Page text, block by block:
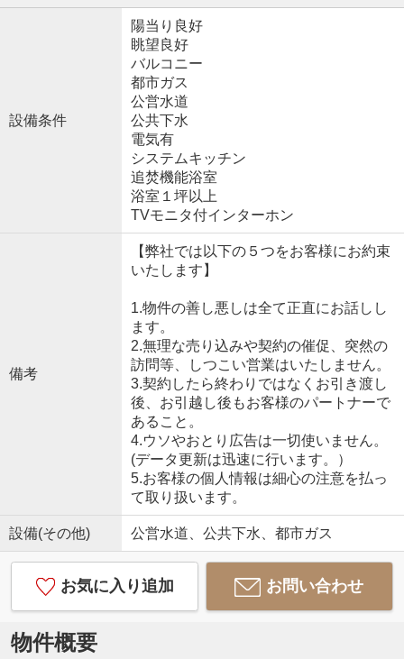
設備条件
陽当り良好
眺望良好
バルコニー
都市ガス
公営水道
公共下水
電気有
システムキッチン
追焚機能浴室
浴室１坪以上
TVモニタ付インターホン
備考
【弊社では以下の５つをお客様にお約束
いたします】
1.物件の善し悪しは全て正直にお話しし
ます。
2.無理な売り込みや契約の催促、突然の
訪問等、しつこい営業はいたしません。
3.契約したら終わりではなくお引き渡し
後、お引越し後もお客様のパートナーで
あること。
4.ウソやおとり広告は一切使いません。
(データ更新は迅速に行います。）
5.お客様の個人情報は細心の注意を払っ
て取り扱います。
設備(その他) 公営水道、公共下水、都市ガス
お気に入り追加 お問い合わせ
物件概要